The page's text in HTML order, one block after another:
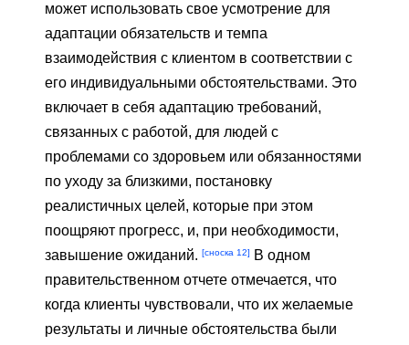
может использовать свое усмотрение для
адаптации обязательств и темпа
взаимодействия с клиентом в соответствии с
его индивидуальными обстоятельствами. Это
включает в себя адаптацию требований,
связанных с работой, для людей с
проблемами со здоровьем или обязанностями
по уходу за близкими, постановку
реалистичных целей, которые при этом
поощряют прогресс, и, при необходимости,
завышение ожиданий. [сноска 12]
В одном
правительственном отчете отмечается, что
когда клиенты чувствовали, что их желаемые
результаты и личные обстоятельства были